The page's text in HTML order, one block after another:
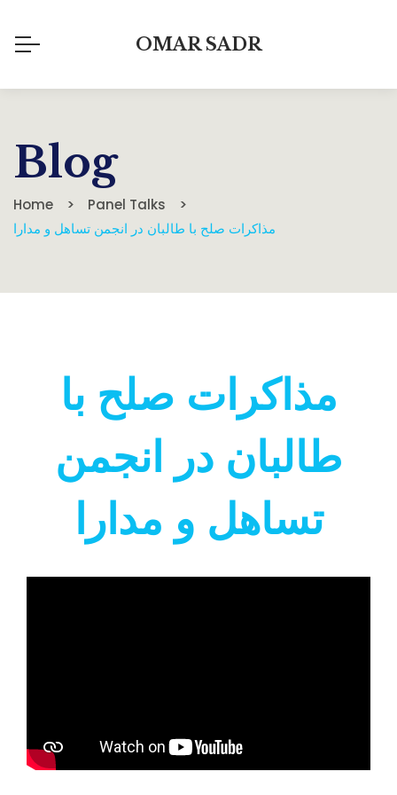
OMAR SADR
Blog
Home
Panel Talks
مذاکرات صلح با طالبان در انجمن تساهل و مدارا
مذاکرات صلح با
طالبان در انجمن
تساهل و مدارا